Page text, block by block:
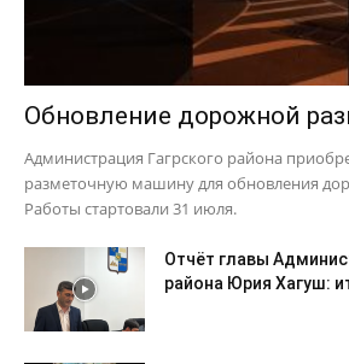
Обновление дорожной
Администрация Гагрского района
разметочную машину для обновления
Работы стартовали 31 июля.
Отчёт главы
района Юрия Хагуш: